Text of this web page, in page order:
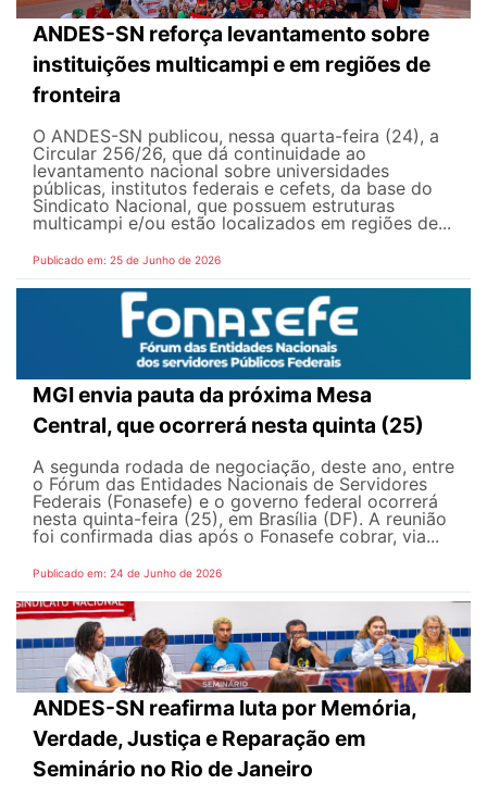
ANDES-SN reforça levantamento sobre
instituições multicampi e em regiões de
fronteira
O ANDES-SN publicou, nessa quarta-feira (24), a
Circular 256/26, que dá continuidade ao
levantamento nacional sobre universidades
públicas, institutos federais e cefets, da base do
Sindicato Nacional, que possuem estruturas
multicampi e/ou estão localizados em regiões de...
Publicado em: 25 de Junho de 2026
MGI envia pauta da próxima Mesa
Central, que ocorrerá nesta quinta (25)
A segunda rodada de negociação, deste ano, entre
o Fórum das Entidades Nacionais de Servidores
Federais (Fonasefe) e o governo federal ocorrerá
nesta quinta-feira (25), em Brasília (DF). A reunião
foi confirmada dias após o Fonasefe cobrar, via...
Publicado em: 24 de Junho de 2026
ANDES-SN reafirma luta por Memória,
Verdade, Justiça e Reparação em
Seminário no Rio de Janeiro